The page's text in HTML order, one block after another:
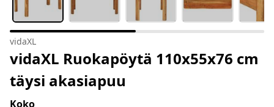
vidaXL
vidaXL Ruokapöytä 110x55x76 cm
täysi akasiapuu
Koko